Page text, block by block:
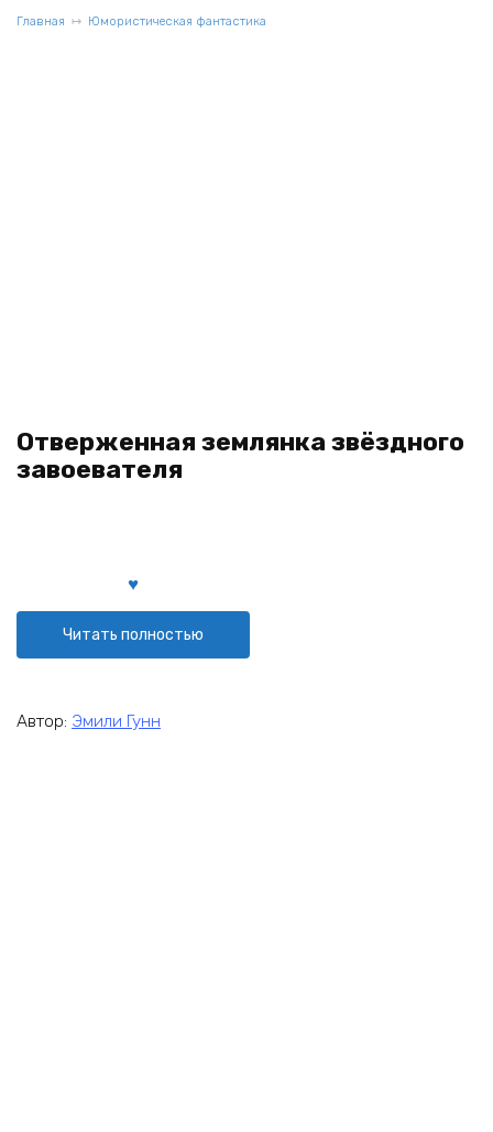
Главная Юмористическая фантастика
Отверженная землянка звёздного
завоевателя
Читать полностью
Автор: Эмили Гунн